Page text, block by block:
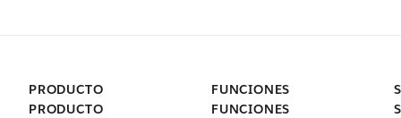
PRODUCTO
PRODUCTO
FUNCIONES
FUNCIONES